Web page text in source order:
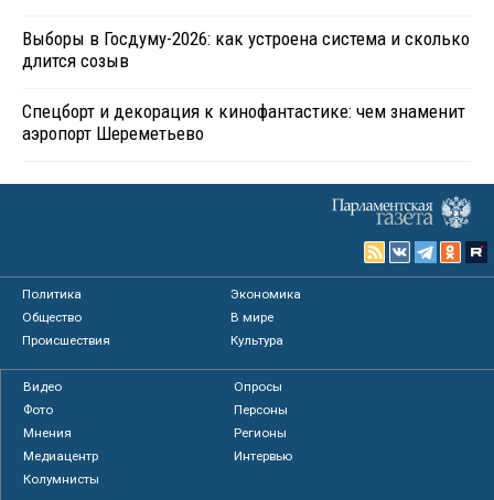
Выборы в Госдуму-2026: как устроена система и сколько
длится созыв
Спецборт и декорация к кинофантастике: чем знаменит
аэропорт Шереметьево
Политика
Экономика
Общество
В мире
Происшествия
Культура
Видео
Опросы
Фото
Персоны
Мнения
Регионы
Медиацентр
Интервью
Колумнисты